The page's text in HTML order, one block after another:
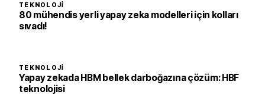
TEKNOLOJI
80 mühendis yerli yapay zeka modelleri için kolları
sıvadı!
TEKNOLOJI
Yapay zekada HBM bellek darboğazına çözüm: HBF
teknolojisi